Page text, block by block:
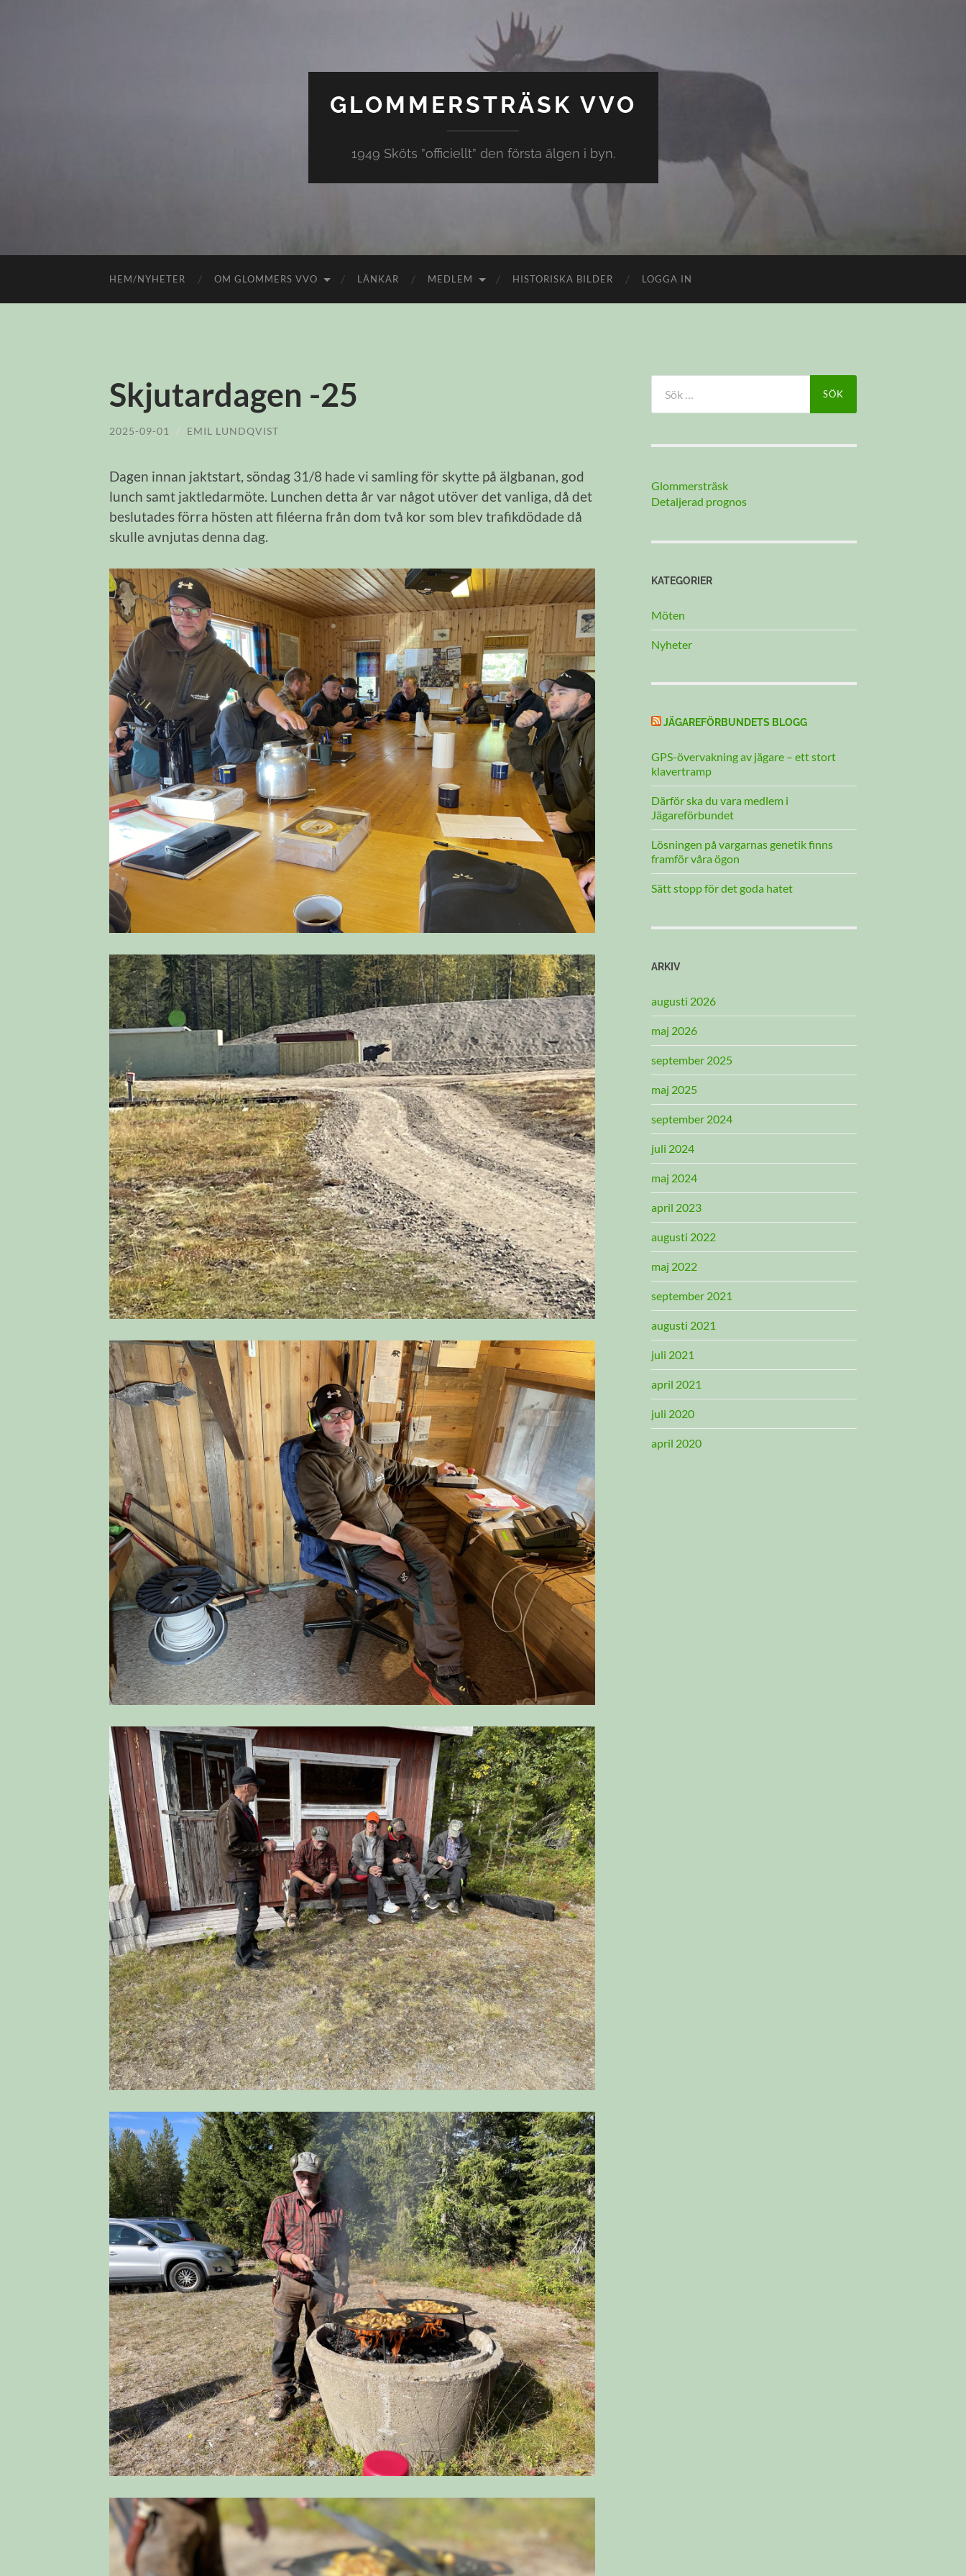
GLOMMERSTRÄSK VVO
1949 Sköts ”officiellt” den första älgen i byn.
HEM/NYHETER OM GLOMMERS VVO LÄNKAR MEDLEM HISTORISKA BILDER LOGGA IN
Skjutardagen -25
2025-09-01 / EMIL LUNDQVIST
Dagen innan jaktstart, söndag 31/8 hade vi samling för skytte på älgbanan, god
lunch samt jaktledarmöte. Lunchen detta år var något utöver det vanliga, då det
beslutades förra hösten att filéerna från dom två kor som blev trafikdödade då
skulle avnjutas denna dag.
efter:
Glommersträsk
Detaljerad prognos
KATEGORIER
Möten
Nyheter
JÄGAREFÖRBUNDETS BLOGG
GPS-övervakning av jägare – ett stort
klavertramp
Därför ska du vara medlem i
Jägareförbundet
Lösningen på vargarnas genetik finns
framför våra ögon
Sätt stopp för det goda hatet
ARKIV
augusti 2026
maj 2026
september 2025
maj 2025
september 2024
juli 2024
maj 2024
april 2023
augusti 2022
maj 2022
september 2021
augusti 2021
juli 2021
april 2021
juli 2020
april 2020